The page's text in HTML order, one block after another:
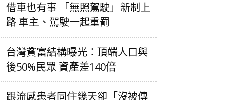
借車也有事 「無照駕駛」新制上
路 車主、駕駛一起重罰
台灣貧富結構曝光：頂端人口與
後50%民眾 資產差140倍
跟流感患者同住幾天卻「沒被傳